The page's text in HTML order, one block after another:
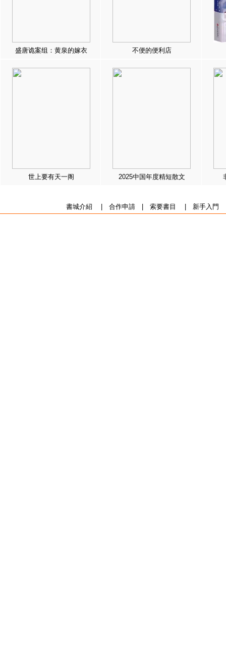
盛唐诡案组：黄泉的嫁衣 不便的便利店
世上要有天一阁 2025中国年度精短散文
書城介紹 合作申請| 索要書目 新手入門